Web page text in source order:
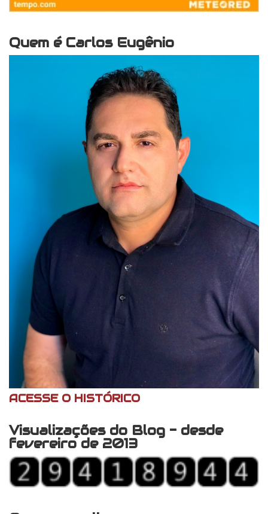
Quem é Carlos Eugênio
ACESSE O HISTÓRICO
Visualizações do Blog - desde
fevereiro de 2013